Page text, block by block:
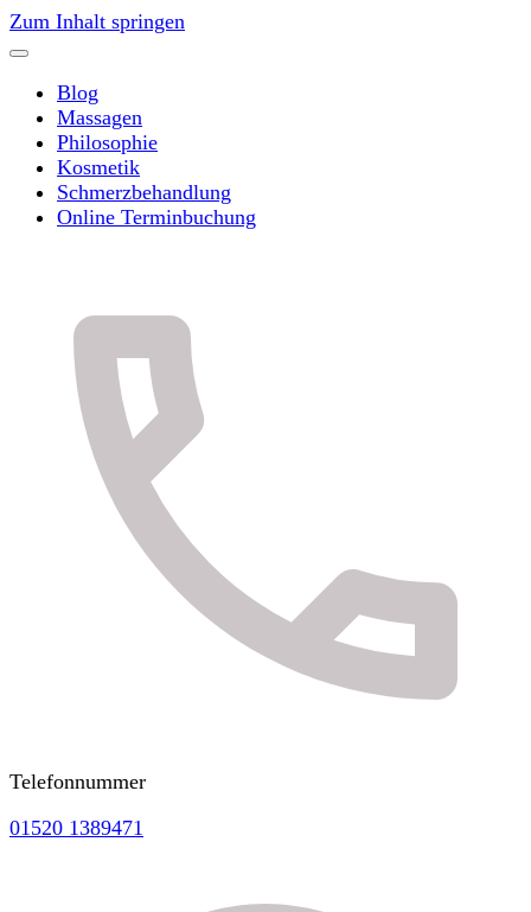
Zum Inhalt springen
Blog
Massagen
Philosophie
Kosmetik
Schmerzbehandlung
Online Terminbuchung
Telefonnummer
01520 1389471